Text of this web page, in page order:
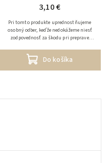
3,10 €
Do košíka
Pri tomto produkte uprednostňujeme
osobný odber, keďže nedokážeme niesť
zodpovednosť za škodu pri preprave
účtujeme k prepravným...